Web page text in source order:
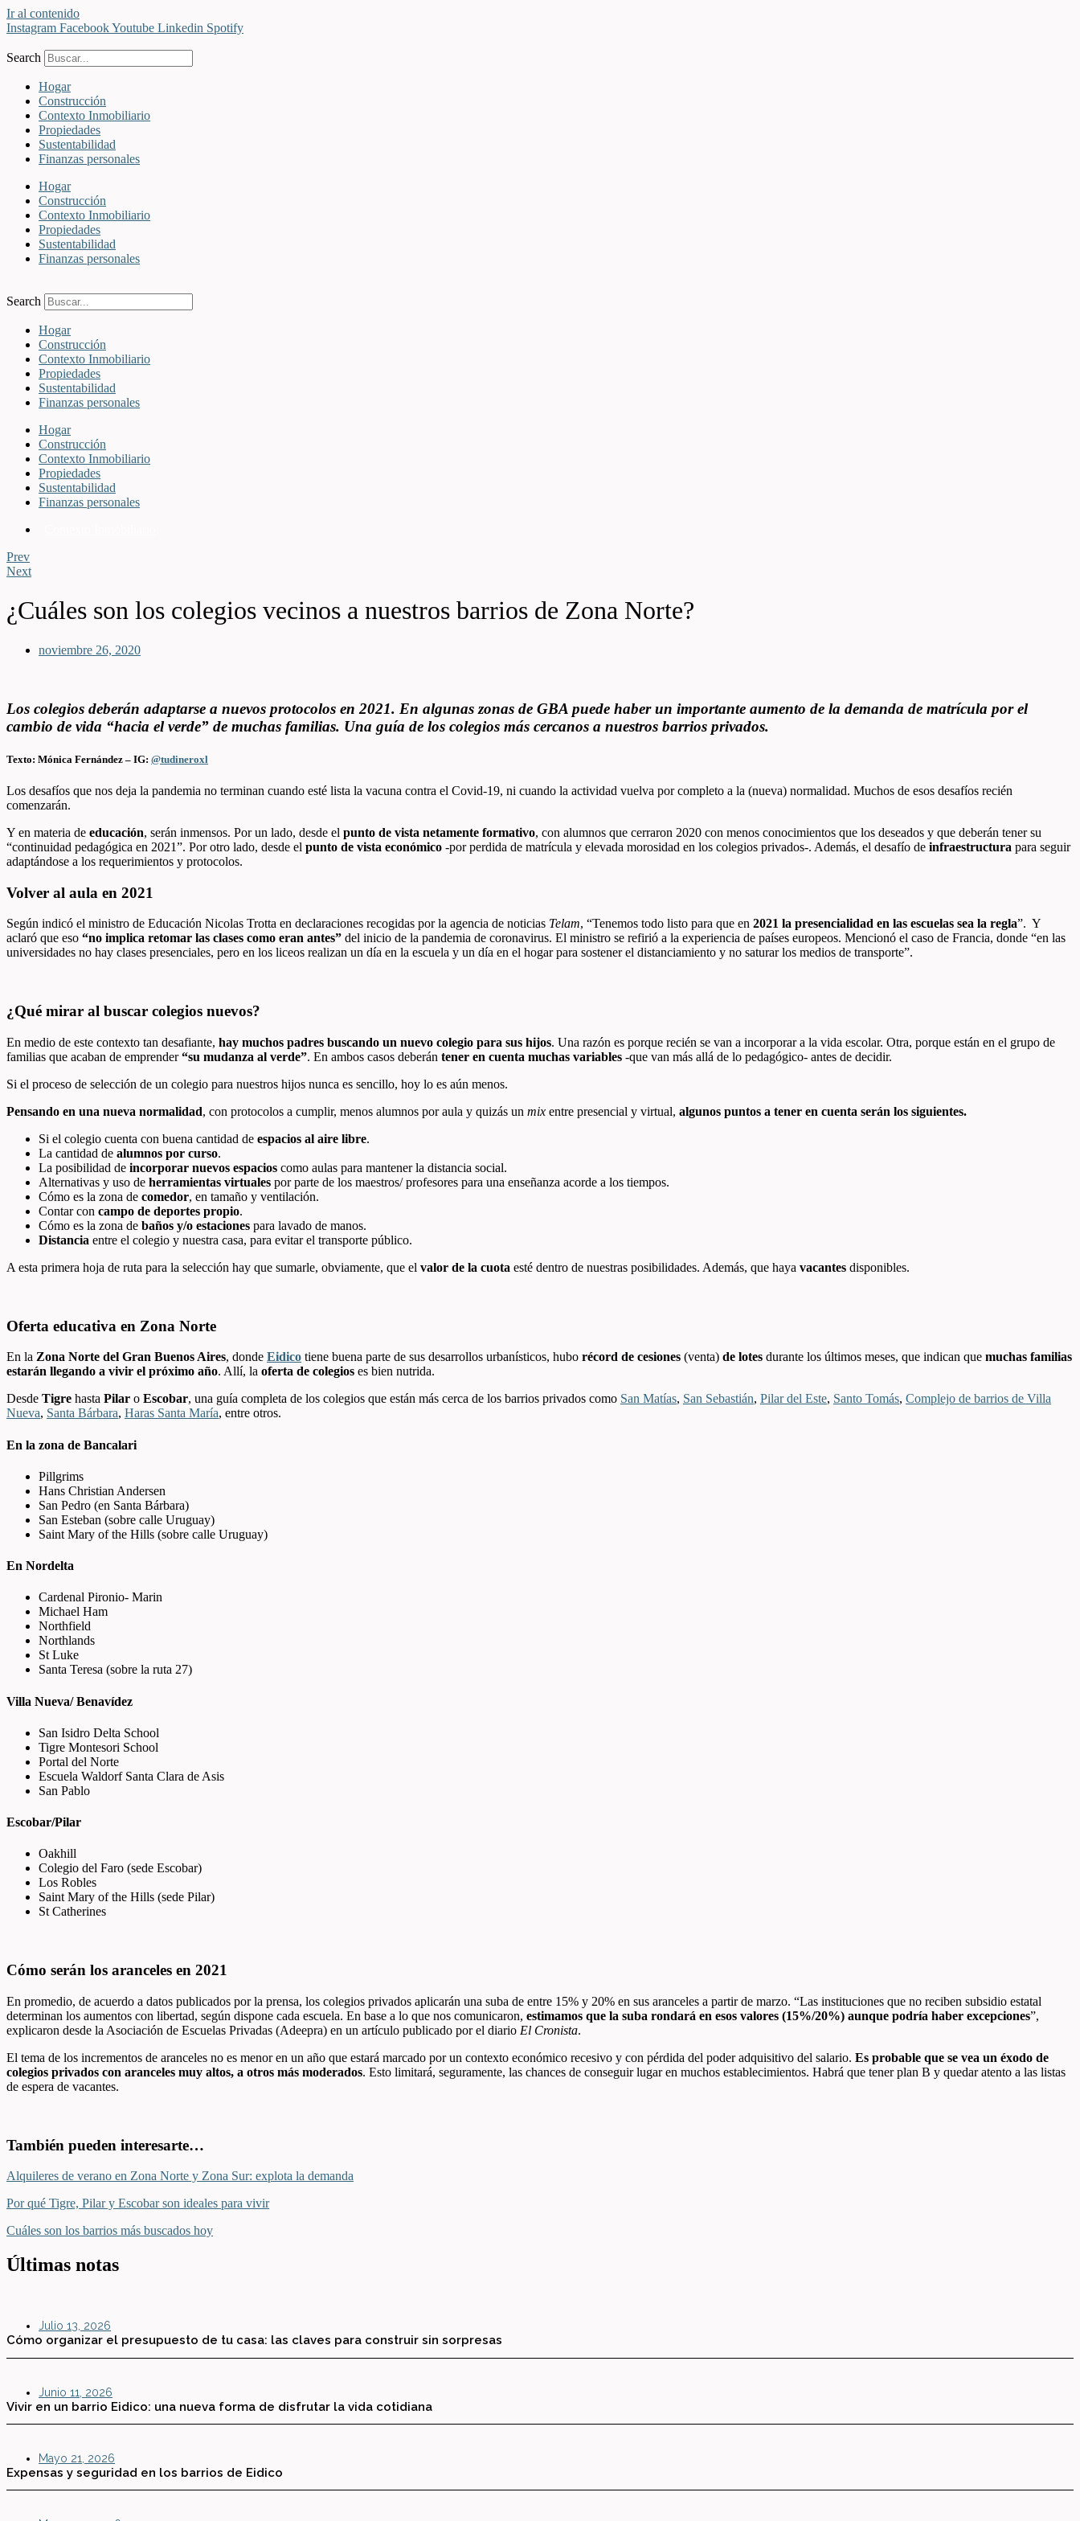
Ir al contenido
Instagram FacebookYoutube Linkedin Spotify
Search
Hogar
Construcción
Contexto Inmobiliario
Propiedades
Sustentabilidad
Finanzas personales
Hogar
Construcción
Contexto Inmobiliario
Propiedades
Sustentabilidad
Finanzas personales
Search
Hogar
Construcción
Contexto Inmobiliario
Propiedades
Sustentabilidad
Finanzas personales
Hogar
Construcción
Contexto Inmobiliario
Propiedades
Sustentabilidad
Finanzas personales
Prev
Next
¿Cuáles son los colegios vecinos a nuestros barrios de Zona Norte?
noviembre 26, 2020
Los colegios deberán adaptarse a nuevos protocolos en 2021. En algunas zonas de GBA puede haber un importante aumento de la demanda de matrícula por el
cambio de vida “hacia el verde” de muchas familias. Una guía de los colegios más cercanos a nuestros barrios privados.
Texto: Mónica Fernández – IG: @tudineroxl
Los desafíos que nos deja la pandemia no terminan cuando esté lista la vacuna contra el Covid-19, ni cuando la actividad vuelva por completo a la (nueva) normalidad. Muchos de esos desafíos recién
comenzarán.
Y en materia de educación, serán inmensos. Por un lado, desde el punto de vista netamente formativo, con alumnos que cerraron 2020 con menos conocimientos que los deseados y que deberán tener su
“continuidad pedagógica en 2021”. Por otro lado, desde el punto de vista económico -por perdida de matrícula y elevada morosidad en los colegios privados-. Además, el desafío de infraestructura para seguir
adaptándose a los requerimientos y protocolos.
Volver al aula en 2021
Según indicó el ministro de Educación Nicolas Trotta en declaraciones recogidas por la agencia de noticias Telam, “Tenemos todo listo para que en 2021 la presencialidad en las escuelas sea la regla”. Y
aclaró que eso “no implica retomar las clases como eran antes” del inicio de la pandemia de coronavirus. El ministro se refirió a la experiencia de países europeos. Mencionó el caso de Francia, donde “en las
universidades no hay clases presenciales, pero en los liceos realizan un día en la escuela y un día en el hogar para sostener el distanciamiento y no saturar los medios de transporte”.
¿Qué mirar al buscar colegios nuevos?
En medio de este contexto tan desafiante, hay muchos padres buscando un nuevo colegio para sus hijos. Una razón es porque recién se van a incorporar a la vida escolar. Otra, porque están en el grupo de
familias que acaban de emprender“su mudanza al verde”. En ambos casos deberán tener en cuenta muchas variables -que van más allá de lo pedagógico- antes de decidir.
Si el proceso de selección de un colegio para nuestros hijos nunca es sencillo, hoy lo es aún menos.
Pensando en una nueva normalidad, con protocolos a cumplir, menos alumnos por aula y quizás un mix entre presencial y virtual, algunos puntos a tener en cuenta serán los siguientes.
Si el colegio cuenta con buena cantidad de espacios al aire libre.
La cantidad de alumnos por curso.
La posibilidad de incorporar nuevos espacios como aulas para mantener la distancia social.
Alternativas y uso de herramientas virtuales por parte de los maestros/ profesores para una enseñanza acorde a los tiempos.
Cómo es la zona de comedor, en tamaño y ventilación.
Contar con campo de deportes propio.
Cómo es la zona de baños y/o estaciones para lavado de manos.
Distancia entre el colegio y nuestra casa, para evitar el transporte público.
A esta primera hoja de ruta para la selección hay que sumarle, obviamente, que el valor de la cuota esté dentro de nuestras posibilidades. Además, que haya vacantes disponibles.
Oferta educativa en Zona Norte
En la Zona Norte del Gran Buenos Aires, donde Eidico tiene buena parte de sus desarrollos urbanísticos, hubo récord de cesiones (venta) de lotes durante los últimos meses, que indican que muchas familias
estarán llegando a vivir el próximo año. Allí, la oferta de colegios es bien nutrida.
Desde Tigre hasta Pilar o Escobar, una guía completa de los colegios que están más cerca de los barrios privados como San Matías, San Sebastián, Pilar del Este, Santo Tomás, Complejo de barrios de Villa
Nueva, Santa Bárbara, Haras Santa María, entre otros.
En la zona de Bancalari
Pillgrims
Hans Christian Andersen
San Pedro (en Santa Bárbara)
San Esteban (sobre calle Uruguay)
Saint Mary of the Hills (sobre calle Uruguay)
En Nordelta
Cardenal Pironio- Marin
Michael Ham
Northfield
Northlands
St Luke
Santa Teresa (sobre la ruta 27)
Villa Nueva/ Benavídez
San Isidro Delta School
Tigre Montesori School
Portal del Norte
Escuela Waldorf Santa Clara de Asis
San Pablo
Escobar/Pilar
Oakhill
Colegio del Faro (sede Escobar)
Los Robles
Saint Mary of the Hills (sede Pilar)
St Catherines
Cómo serán los aranceles en 2021
En promedio, de acuerdo a datos publicados por la prensa, los colegios privados aplicarán una suba de entre 15% y 20% en sus aranceles a partir de marzo. “Las instituciones que no reciben subsidio estatal
determinan los aumentos con libertad, según dispone cada escuela. En base a lo que nos comunicaron, estimamos que la suba rondará en esos valores (15%/20%) aunque podría haber excepciones”,
explicaron desde la Asociación de Escuelas Privadas (Adeepra) en un artículo publicado por el diario El Cronista.
El tema de los incrementos de aranceles no es menor en un año que estará marcado por un contexto económico recesivo y con pérdida del poder adquisitivo del salario. Es probable que se vea un éxodo de
colegios privados con aranceles muy altos, a otros más moderados. Esto limitará, seguramente, las chances de conseguir lugar en muchos establecimientos. Habrá que tener plan B y quedar atento a las listas
de espera de vacantes.
También pueden interesarte…
Alquileres de verano en Zona Norte y Zona Sur: explota la demanda
Por qué Tigre, Pilar y Escobar son ideales para vivir
Cuáles son los barrios más buscados hoy
Últimas notas
Julio 13, 2026
Cómo organizar el presupuesto de tu casa: las claves para construir sin sorpresas
Junio 11, 2026
Vivir en un barrio Eidico: una nueva forma de disfrutar la vida cotidiana
Mayo 21, 2026
Expensas y seguridad en los barrios de Eidico